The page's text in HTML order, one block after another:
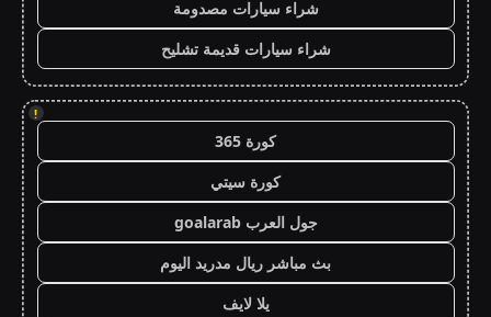
شراء سيارات مصدومة
شراء سيارات قديمة تشليح
!
كورة 365
كورة سيتي
جول العرب goalarab
بث مباشر ريال مدريد اليوم
يلا لايف